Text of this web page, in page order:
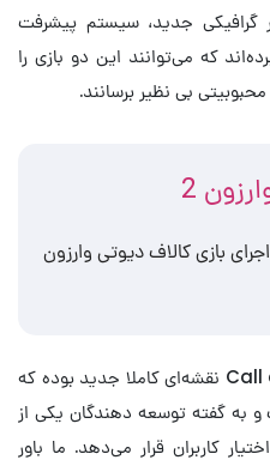
گرافیکی جدید، سیستم پیشرفت
که می‌توانند این دو بازی را
بی نظیر برسانند.
2
بازی کالاف دیوتی وارزون
نقشه بازی Call of Duty Warzone 2 نقشه‌ای کاملا جدید بوده که
است و به گفته توسعه دهندگان یکی از
کاربران قرار می‌دهد. ما باور